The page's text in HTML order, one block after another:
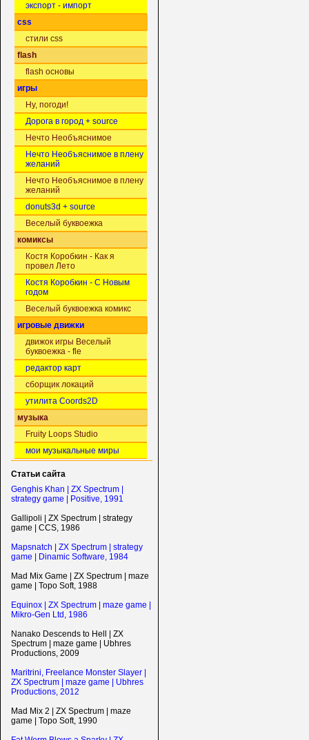
экспорт - импорт
css
стили css
flash
flash основы
игры
Ну, погоди!
Дорога в город + source
Нечто Необъяснимое
Нечто Необъяснимое в плену
желаний
Нечто Необъяснимое в плену
желаний
donuts3d + source
Веселый буквоежка
комиксы
Костя Коробкин - Как я
провел Лето
Костя Коробкин - С Новым
годом
Веселый буквоежка комикс
игровые движки
движок игры Веселый
буквоежка - fle
редактор карт
сборщик локаций
утилита Coords2D
музыка
Fruity Loops Studio
мои музыкальные миры
Статьи сайта
Genghis Khan | ZX Spectrum |
strategy game | Positive, 1991
Gallipoli | ZX Spectrum | strategy
game | CCS, 1986
Mapsnatch | ZX Spectrum | strategy
game | Dinamic Software, 1984
Mad Mix Game | ZX Spectrum | maze
game | Topo Soft, 1988
Equinox | ZX Spectrum | maze game |
Mikro-Gen Ltd, 1986
Nanako Descends to Hell | ZX
Spectrum | maze game | Ubhres
Productions, 2009
Maritrini, Freelance Monster Slayer |
ZX Spectrum | maze game | Ubhres
Productions, 2012
Mad Mix 2 | ZX Spectrum | maze
game | Topo Soft, 1990